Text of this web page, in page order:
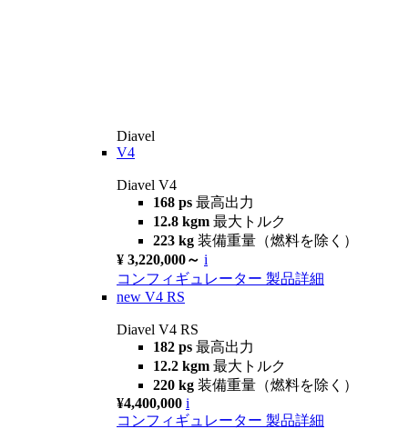
Diavel
V4
Diavel V4
168 ps 最高出力
12.8 kgm 最大トルク
223 kg 装備重量（燃料を除く）
¥ 3,220,000～ i
コンフィギュレーター 製品詳細
new V4 RS
Diavel V4 RS
182 ps 最高出力
12.2 kgm 最大トルク
220 kg 装備重量（燃料を除く）
¥4,400,000 i
コンフィギュレーター 製品詳細